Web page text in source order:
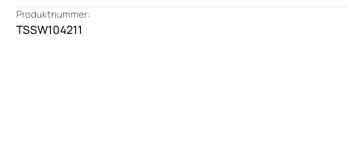
Produktnummer:
TSSW104211